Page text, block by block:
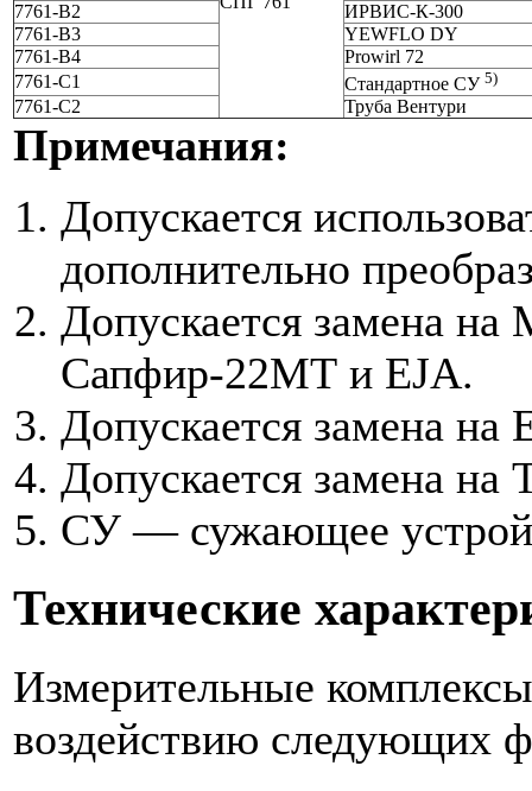
7761-В2
ИРВИС-К-300
7761-В3
YEWFLO DY
7761-В4
Prowirl 72
7761-С1
Стандартное СУ 5)
7761-С2 Труба Вентури
Примечания:
Допускается
дополнительно
Допускается замена
Сапфир-22МТ и EJA.
Допускается замена на
Допускается замена
СУ — сужающее
Технические
Измерительные
воздействию следующих